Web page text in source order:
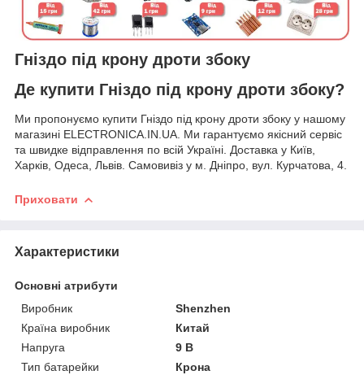
Гніздо під крону дроти збоку
Де купити Гніздо під крону дроти збоку?
Ми пропонуємо купити Гніздо під крону дроти збоку у нашому
магазині ELECTRONICA.IN.UA. Ми гарантуємо якісний сервіс
та швидке відправлення по всій Україні. Доставка у Київ,
Харків, Одеса, Львів. Самовивіз у м. Дніпро, вул. Курчатова, 4.
Приховати
Характеристики
Основні атрибути
Виробник
Shenzhen
Країна виробник
Китай
Напруга
9 В
Тип батарейки
Крона